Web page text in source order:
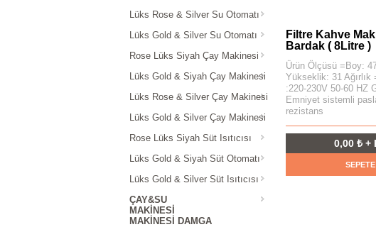
Lüks Rose & Silver Su Otomatı
Lüks Gold & Silver Su Otomatı
Rose Lüks Siyah Çay Makinesi
Lüks Gold & Siyah Çay Makinesi
Lüks Rose & Silver Çay Makinesi
Lüks Gold & Silver Çay Makinesi
Rose Lüks Siyah Süt Isıtıcısı
Lüks Gold & Siyah Süt Otomatı
Lüks Gold & Silver Süt Isıtıcısı
ÇAY&SU
MAKINESI
MAKINESI DAMGA
Filtre Kahve
Bardak ( 8Litre )
Ürün Ölçüsü =Boy:
Yükseklik: 31 Ağırlık
:220-230V 50-60 HZ
Emniyet sistemli
rezistans
0,00 ₺ +